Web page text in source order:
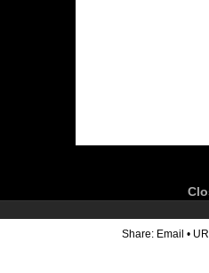
Share: Email •